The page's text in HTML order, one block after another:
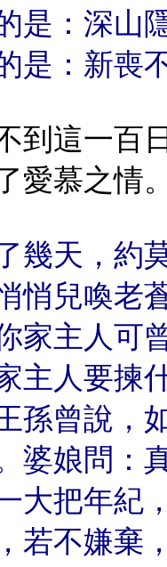
是：深山
是：新喪
到這一百
愛慕之情
天，約莫
悄兒喚老
家主人可
主人要揀
孫曾說，
婆娘問：
大把年紀
若不嫌棄